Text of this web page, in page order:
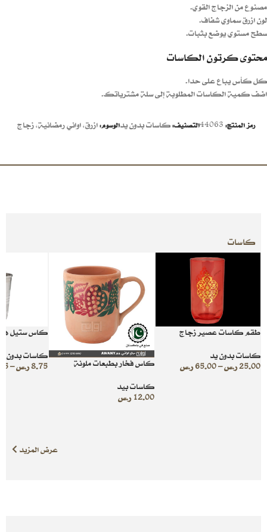
مصنوع من الزجاج القوي.
لون ازرق سماوي شفاف.
سطح مستوي يوضع بثبات.
محتوى كرتون الكاسات
كل كأس يباع على حدا.
اضف كمية الكاسات المطلوبة إلى سلة مشترياتك.
رمز المنتج: 44063التصنيف:كاسات بدون يدالوسوم:ازرق,اواني رمضانية,زجاج
كاسات
طقم كاسات عصير زجاج
كاسات بدون يد
25.00ر.س–
65.00ر.س
كاس فخار بطبعات ملونة
كاسات بيد
12.00 ر.س
كاس ستيل
كاسات بدون
8.75ر.س–
عرض المزيد